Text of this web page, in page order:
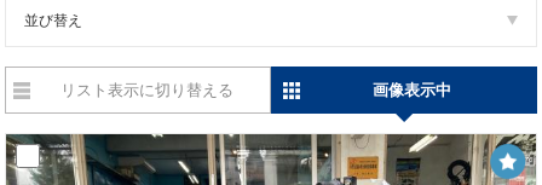
並び替え
リスト表示に切り替える 画像表示中